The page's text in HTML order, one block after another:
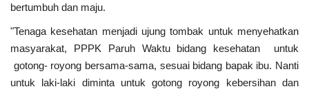
bertumbuh dan maju.
"Tenaga kesehatan menjadi ujung tombak untuk menyehatkan
masyarakat, PPPK Paruh Waktu bidang kesehatan untuk
gotong- royong bersama-sama, sesuai bidang bapak ibu. Nanti
untuk laki-laki diminta untuk gotong royong kebersihan dan